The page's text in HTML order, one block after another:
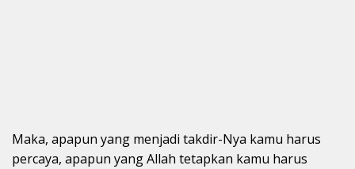
Maka, apapun yang menjadi takdir-Nya kamu harus
percaya, apapun yang Allah tetapkan kamu harus